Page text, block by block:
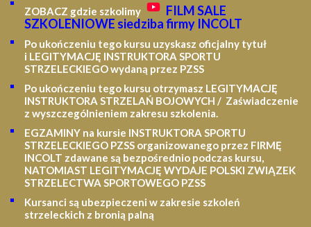
ZOBACZ gdzie szkolimy
FILM SALE
SZKOLENIOWE siedziba firmy INCOLT
Po ukończeniu tego kursu uzyskasz oficjalny tytuł
i LEGITYMACJĘ INSTRUKTORA SPORTU
STRZELECKIEGO wydaną przez PZSS
Po ukończeniu tego kursu otrzymasz LEGITYMACJĘ
INSTRUKTORA STRZELAŃ BOJOWYCH / Zaświadczenie
z wyszczególnieniem zakresu szkolenia.
EGZAMINY na kursie INSTRUKTORA SPORTU
STRZELECKIEGO PZSS organizowanego przez FIRMĘ
INCOLT zdawane są bezpośrednio podczas kursu,
NATOMIAST LEGITYMACJĘ WYDAJE POLSKI ZWIĄZEK
STRZELECTWA SPORTOWEGO PZSS
Kursanci są ubezpieczeni w zakresie szkoleń
strzeleckich z bronią palną